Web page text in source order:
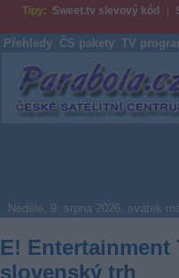
Tipy: Sweet.tv slevový kód
Přehledy ČS pakety TV
Parabola.cz
Neděle, 9. srpna 2026, svátek
E! Entertainment
slovenský trh